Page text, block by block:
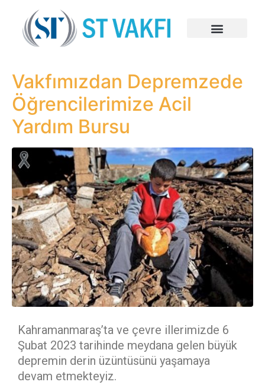
Vakfımızdan Depremzede
Öğrencilerimize Acil
Yardım Bursu
Kahramanmaraş’ta ve çevre illerimizde 6
Şubat 2023 tarihinde meydana gelen büyük
depremin derin üzüntüsünü yaşamaya
devam etmekteyiz.